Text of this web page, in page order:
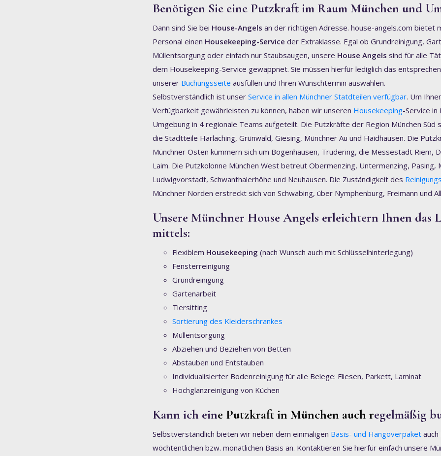
Benötigen Sie eine Putzkraft im Raum München und
Dann sind Sie bei House-Angels an der richtigen Adresse. house-angels.com bietet
Personal einen Housekeeping-Service der Extraklasse. Egal ob Grundreinigung,
Müllentsorgung oder einfach nur Staubsaugen, unsere House Angels sind für alle
dem Housekeeping-Service gewappnet. Sie müssen hierfür lediglich das
unserer Buchungsseite ausfüllen und Ihren Wunschtermin auswählen.
Selbstverständlich ist unser Service in allen Münchner Statdteilen verfügbar. Um
Verfügbarkeit gewährleisten zu können, haben wir unseren Housekeeping-Service in
Umgebung in 4 regionale Teams aufgeteilt. Die Putzkräfte der Region München Süd
die Stadtteile Harlaching, Grünwald, Giesing, Münchner Au und Haidhausen. Die
Münchner Osten kümmern sich um Bogenhausen, Trudering, die Messestadt Riem,
Laim. Die Putzkolonne München West betreut Obermenzing, Untermenzing, Pasing,
Ludwigvorstadt, Schwanthalerhöhe und Neuhausen. Die Zuständigkeit des
Münchner Norden erstreckt sich von Schwabing, über Nymphenburg, Freimann und
Unsere Münchner House Angels erleichtern Ihnen das
mittels:
Flexiblem Housekeeping (nach Wunsch auch mit Schlüsselhinterlegung)
Fensterreinigung
Grundreinigung
Gartenarbeit
Tiersitting
Sortierung des Kleiderschrankes
Müllentsorgung
Abziehen und Beziehen von Betten
Abstauben und Entstauben
Individualisierter Bodenreinigung für alle Belege: Fliesen, Parkett, Laminat
Hochglanzreinigung von Küchen
Kann ich eine Putzkraft in München auch regelmäßig
Selbstverständlich bieten wir neben dem einmaligen Basis- und Hangoverpaketauch
wöchtentlichen bzw. monatlichen Basis an. Kontaktieren Sie hierfür einfach unsere